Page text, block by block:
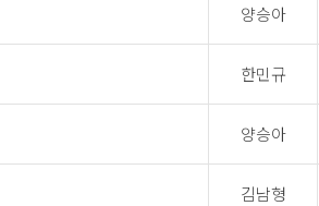
양승아
한민규
양승아
김남형